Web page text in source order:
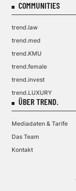
COMMUNITIES
trend.law
trend.med
trend.KMU
trend.female
trend.invest
trend.LUXURY
ÜBER TREND.
Mediadaten & Tarife
Das Team
Kontakt